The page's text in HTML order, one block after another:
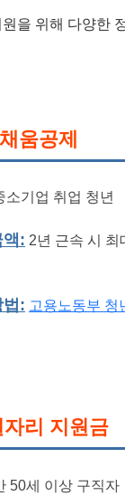
을 위해 다양한
움공제
소기업 취업 청년
액: 2년 근속 시 최
법: 고용노동부 청
리 지원금
50세 이상 구직자